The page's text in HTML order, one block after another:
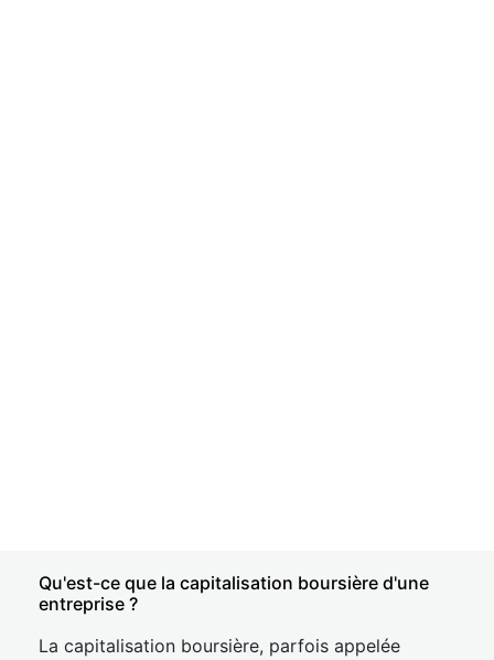
Qu'est-ce que la capitalisation boursière d'une
entreprise ?
La capitalisation boursière, parfois appelée